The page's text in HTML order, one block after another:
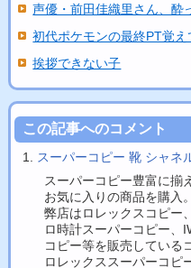
声優・前田佳織里さん、酔
初代ポケモンの最終PT覚え
挨拶できない子
この記事へのコメント
スーパーコピー 靴 シャネ
スーパーコピー豊富に揃
お気に入りの商品を購入。
弊店はロレックスコピー
ロ時計スーパーコピー、
コピー等を販売している
ロレックススーパーコピ